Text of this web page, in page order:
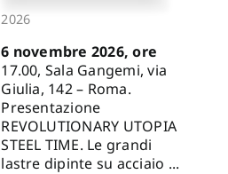
2026
6 novembre 2026, ore
17.00, Sala Gangemi, via
Giulia, 142 – Roma.
Presentazione
REVOLUTIONARY UTOPIA
STEEL TIME. Le grandi
lastre dipinte su acciaio ...